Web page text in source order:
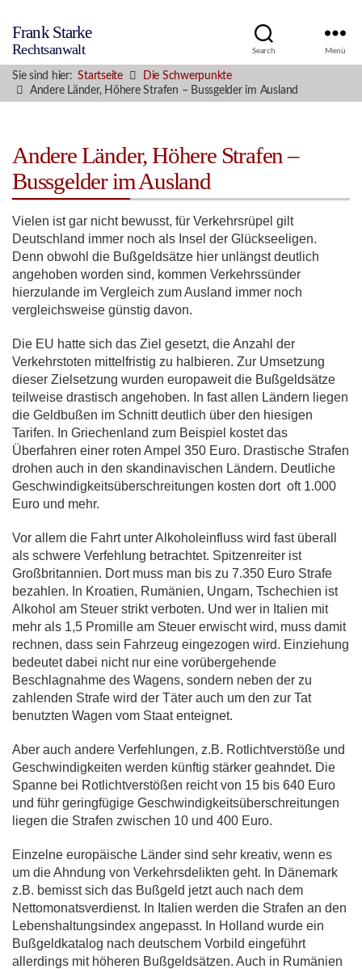
Frank Starke
Rechtsanwalt Menü
Search
Sie sind hier: Startseite
Die Schwerpunkte
Andere Länder, Höhere Strafen – Bussgelder im Ausland
Andere Länder, Höhere Strafen –
Bussgelder im Ausland
Vielen ist gar nicht bewusst, für Verkehrsrüpel gilt
Deutschland immer noch als Insel der Glückseeligen.
Denn obwohl die Bußgeldsätze hier unlängst deutlich
angehoben worden sind, kommen Verkehrssünder
hierzulande im Vergleich zum Ausland immer noch
vergleichsweise günstig davon.
Die EU hatte sich das Ziel gesetzt, die Anzahl der
Verkehrstoten mittelfristig zu halbieren. Zur Umsetzung
dieser Zielsetzung wurden europaweit die Bußgeldsätze
teilweise drastisch angehoben. In fast allen Ländern liegen
die Geldbußen im Schnitt deutlich über den hiesigen
Tarifen. In Griechenland zum Beispiel kostet das
Überfahren einer roten Ampel 350 Euro. Drastische Strafen
drohen auch in den skandinavischen Ländern. Deutliche
Geschwindigkeitsüberschreitungen kosten dort oft 1.000
Euro und mehr.
Vor allem die Fahrt unter Alkoholeinfluss wird fast überall
als schwere Verfehlung betrachtet. Spitzenreiter ist
Großbritannien. Dort muss man bis zu 7.350 Euro Strafe
bezahlen. In Kroatien, Rumänien, Ungarn, Tschechien ist
Alkohol am Steuer strikt verboten. Und wer in Italien mit
mehr als 1,5 Promille am Steuer erwischt wird, muss damit
rechnen, dass sein Fahrzeug eingezogen wird. Einziehung
bedeutet dabei nicht nur eine vorübergehende
Beschlagnahme des Wagens, sondern neben der zu
zahlenden Strafe wird der Täter auch um den zur Tat
benutzten Wagen vom Staat enteignet.
Aber auch andere Verfehlungen, z.B. Rotlichtverstöße und
Geschwindigkeiten werden künftig stärker geahndet. Die
Spanne bei Rotlichtverstößen reicht von 15 bis 640 Euro
und führ geringfügige Geschwindigkeitsüberschreitungen
liegen die Strafen zwischen 10 und 400 Euro.
Einzelne europäische Länder sind sehr kreativ, wenn es
um die Ahndung von Verkehrsdelikten geht. In Dänemark
z.B. bemisst sich das Bußgeld jetzt auch nach dem
Nettomonatsverdienst. In Italien werden die Strafen an den
Lebenshaltungsindex angepasst. In Holland wurde ein
Bußgeldkatalog nach deutschem Vorbild eingeführt
allerdings mit höheren Bußgeldsätzen. Auch in Rumänien